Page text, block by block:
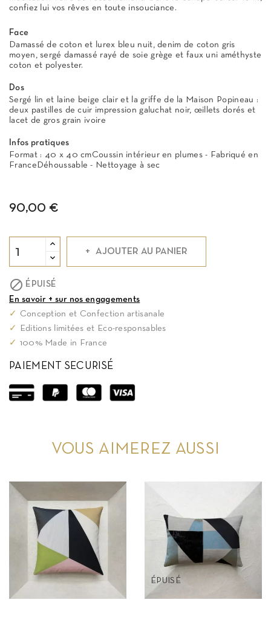
confiez lui vos rêves en toute insouciance.
Face
Damassé de coton et lurex bleu nuit, denim de coton gris
moyen, sergé damassé rayé de soie grège et faux uni améthyste
coton et polyester.
Dos
Sergé lin et laine beige clair et la griffe de la Maison Popineau :
deux pastilles de cuir impression galuchat noir, œillets dorés et
lacet de gros grain ivoire
Infos pratiques
Format : 40 x 40 cmCoussin intérieur en plumes - Fabriqué en
FranceDéhoussable - Nettoyage à sec
90,00 €
AJOUTER AU PANIER
 ÉPUISÉ
En savoir + sur nos engagements
✓
Conception et Confection artisanale
✓
Editions limitées et Eco-responsables
✓ 100% Made in France
PAIEMENT SECURISÉ
VOUS AIMEREZ AUSSI
ÉPUISÉ